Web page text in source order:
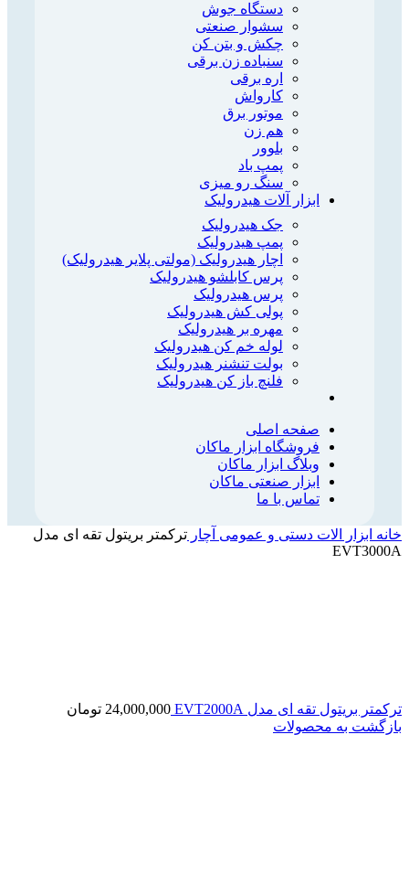
دستگاه جوش
سشوار صنعتی
چکش و بتن کن
سنباده زن برقی
اره برقی
کارواش
موتور برق
هم زن
بلوور
پمپ باد
سنگ رو میزی
ابزار آلات هیدرولیک
جک هیدرولیک
پمپ هیدرولیک
اچار هیدرولیک (مولتی پلایر هیدرولیک)
پرس کابلشو هیدرولیک
پرس هیدرولیک
پولی کش هیدرولیک
مهره بر هیدرولیک
لوله خم کن هیدرولیک
بولت تنشنر هیدرولیک
فلنچ باز کن هیدرولیک
صفحه اصلی
فروشگاه ابزار ماکان
وبلاگ ابزار ماکان
ابزار صنعتی ماکان
تماس با ما
خانه ابزار الات دستی و عمومی آچار ترکمتر بریتول تقه ای مدل
EVT3000A
ترکمتر بریتول تقه ای مدل EVT2000A 24,000,000 تومان
بازگشت به محصولات